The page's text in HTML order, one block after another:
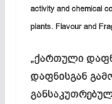
activity and chemical
plants. Flavour and
„ქართული
დაფნისგან